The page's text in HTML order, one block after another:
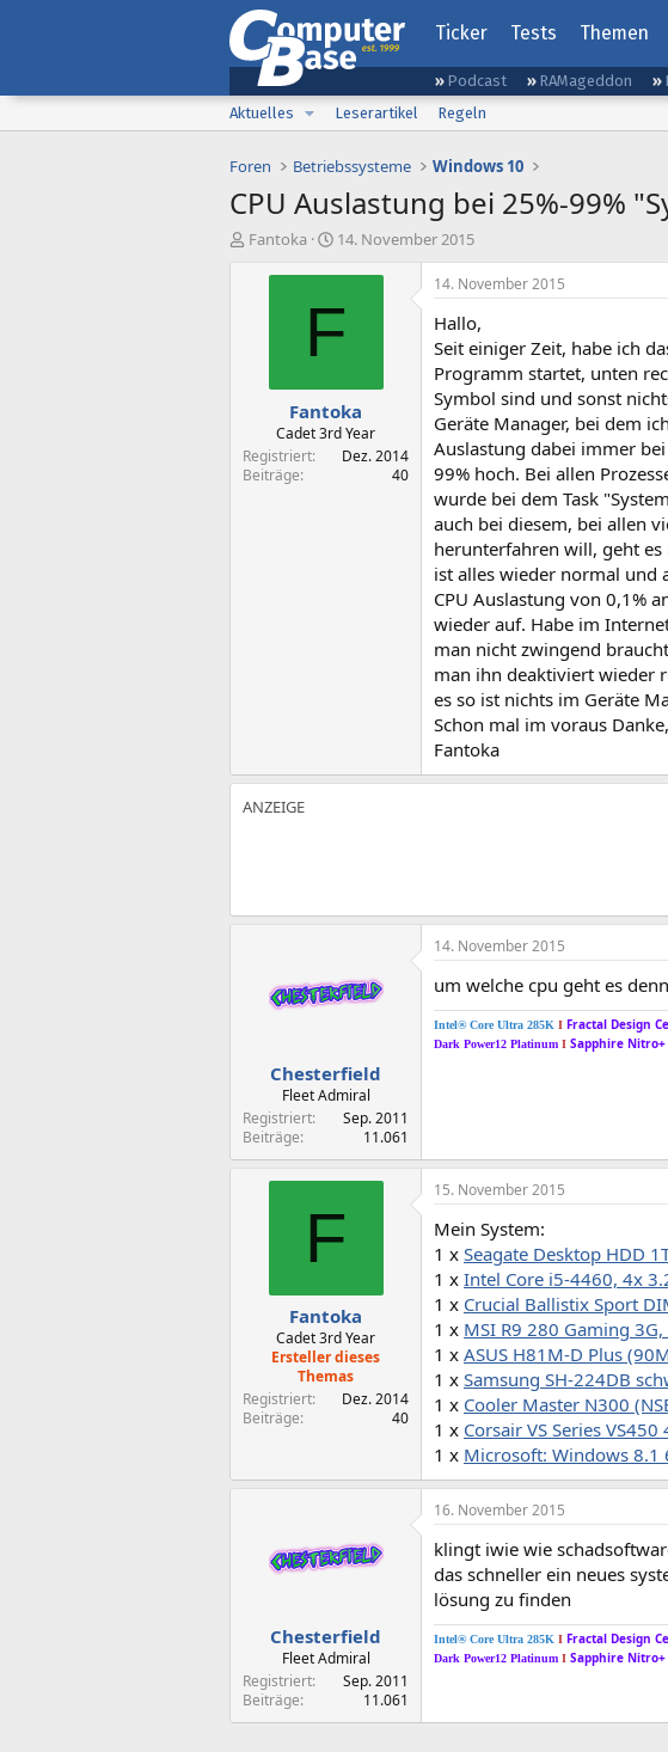
Ticker Tests Themen
Podcast RAMageddon
Aktuelles
Leserartikel Regeln
Foren Betriebssysteme Windows 10
CPU Auslastung bei 25%-99%
E
Fantoka
E
s
t
a
m
14. November 2015
F
Fantoka
Cadet 3rd Year
Registriert
Dez. 2014
Beiträge
40
14. November 2015
Hallo,
Seit einiger Zeit, habe ich
Programm startet, unten
Symbol sind und sonst
Geräte Manager, bei dem
Auslastung dabei immer
99% hoch. Bei allen
wurde bei dem Task
auch bei diesem, bei allen
herunterfahren will, geht
ist alles wieder normal und
CPU Auslastung von 0,1%
wieder auf. Habe im
man nicht zwingend
man ihn deaktiviert wieder
es so ist nichts im Geräte
Schon mal im voraus Danke,
Fantoka
Chesterfield
Fleet Admiral
Registriert
Sep. 2011
Beiträge
11.061
14. November 2015
um welche cpu geht es
Intel® Core Ultra 285K I Fractal Design
Dark Power12 Platinum I Sapphire Nitro+
F
Fantoka
Cadet 3rd Year
Ersteller dieses
Themas
Registriert
Dez. 2014
Beiträge
40
15. November 2015
Mein System:
1 x Seagate Desktop HDD
1 x Intel Core i5-4460, 4x
1 x Crucial Ballistix Sport
1 x MSI R9 280 Gaming
1 x ASUS H81M-D Plus
1 x Samsung SH-224DB
1 x Cooler Master N300
1 x Corsair VS Series
1 x Microsoft: Windows 8.1
Chesterfield
Fleet Admiral
Registriert
Sep. 2011
Beiträge
11.061
16. November 2015
klingt iwie wie
das schneller ein neues
lösung zu finden
Intel® Core Ultra 285K I Fractal Design
Dark Power12 Platinum I Sapphire Nitro+